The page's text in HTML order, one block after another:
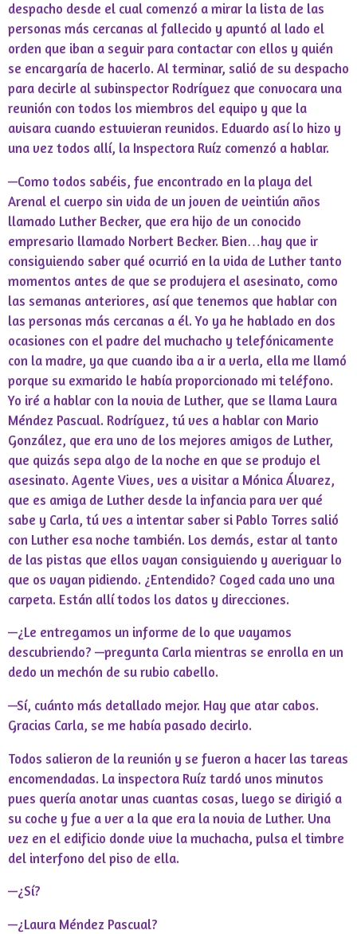
despacho desde el cual comenzó a mirar la lista de las
personas más cercanas al fallecido y apuntó al lado el
orden que iban a seguir para contactar con ellos y quién
se encargaría de hacerlo. Al terminar, salió de su despacho
para decirle al subinspector Rodríguez que convocara una
reunión con todos los miembros del equipo y que la
avisara cuando estuvieran reunidos. Eduardo así lo hizo y
una vez todos allí, la Inspectora Ruíz comenzó a hablar.
—Como todos sabéis, fue encontrado en la playa del
Arenal el cuerpo sin vida de un joven de veintiún años
llamado Luther Becker, que era hijo de un conocido
empresario llamado Norbert Becker. Bien…hay que ir
consiguiendo saber qué ocurrió en la vida de Luther tanto
momentos antes de que se produjera el asesinato, como
las semanas anteriores, así que tenemos que hablar con
las personas más cercanas a él. Yo ya he hablado en dos
ocasiones con el padre del muchacho y telefónicamente
con la madre, ya que cuando iba a ir a verla, ella me llamó
porque su exmarido le había proporcionado mi teléfono.
Yo iré a hablar con la novia de Luther, que se llama Laura
Méndez Pascual. Rodríguez, tú ves a hablar con Mario
González, que era uno de los mejores amigos de Luther,
que quizás sepa algo de la noche en que se produjo el
asesinato. Agente Vives, ves a visitar a Mónica Álvarez,
que es amiga de Luther desde la infancia para ver qué
sabe y Carla, tú ves a intentar saber si Pablo Torres salió
con Luther esa noche también. Los demás, estar al tanto
de las pistas que ellos vayan consiguiendo y averiguar lo
que os vayan pidiendo. ¿Entendido? Coged cada uno una
carpeta. Están allí todos los datos y direcciones.
—¿Le entregamos un informe de lo que vayamos
descubriendo? —pregunta Carla mientras se enrolla en un
dedo un mechón de su rubio cabello.
—Sí, cuánto más detallado mejor. Hay que atar cabos.
Gracias Carla, se me había pasado decirlo.
Todos salieron de la reunión y se fueron a hacer las tareas
encomendadas. La inspectora Ruíz tardó unos minutos
pues quería anotar unas cuantas cosas, luego se dirigió a
su coche y fue a ver a la que era la novia de Luther. Una
vez en el edificio donde vive la muchacha, pulsa el timbre
del interfono del piso de ella.
—¿Sí?
—¿Laura Méndez Pascual?